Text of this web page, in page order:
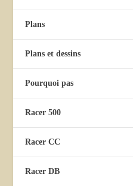
Plans
Plans et dessins
Pourquoi pas
Racer 500
Racer CC
Racer DB